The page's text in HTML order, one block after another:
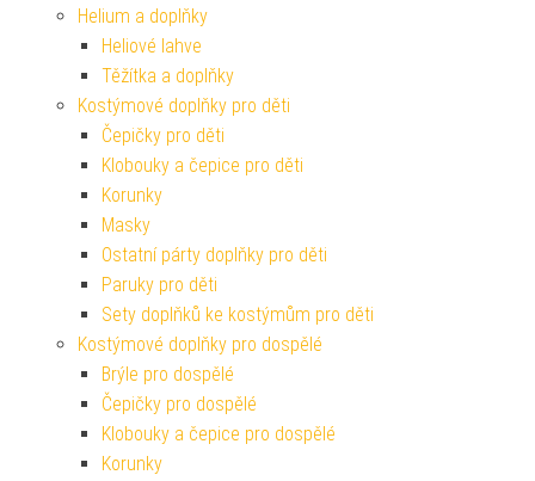
Helium a doplňky
Heliové lahve
Těžítka a doplňky
Kostýmové doplňky pro děti
Čepičky pro děti
Klobouky a čepice pro děti
Korunky
Masky
Ostatní párty doplňky pro děti
Paruky pro děti
Sety doplňků ke kostýmům pro děti
Kostýmové doplňky pro dospělé
Brýle pro dospělé
Čepičky pro dospělé
Klobouky a čepice pro dospělé
Korunky